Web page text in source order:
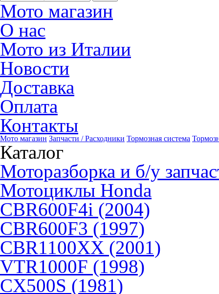
Мото магазин
О нас
Мото из Италии
Новости
Доставка
Оплата
Контакты
Мото магазин Запчасти / Расходники Тормозная система
Каталог
Моторазборка и б/у
Мотоциклы Honda
CBR600F4i (2004)
CBR600F3 (1997)
CBR1100XX (2001)
VTR1000F (1998)
CX500S (1981)